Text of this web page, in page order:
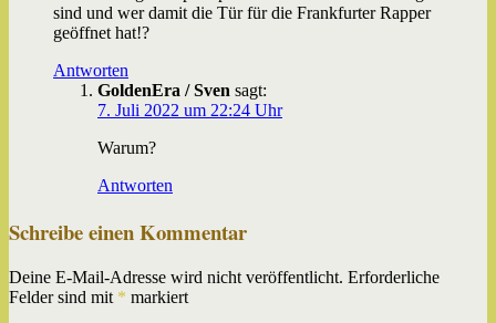
sind und wer damit die Tür für die Frankfurter Rapper
geöffnet hat!?
Antworten
GoldenEra / Sven sagt:
7. Juli 2022 um 22:24 Uhr
Warum?
Antworten
Schreibe einen Kommentar
Deine E-Mail-Adresse wird nicht veröffentlicht. Erforderliche
Felder sind mit * markiert